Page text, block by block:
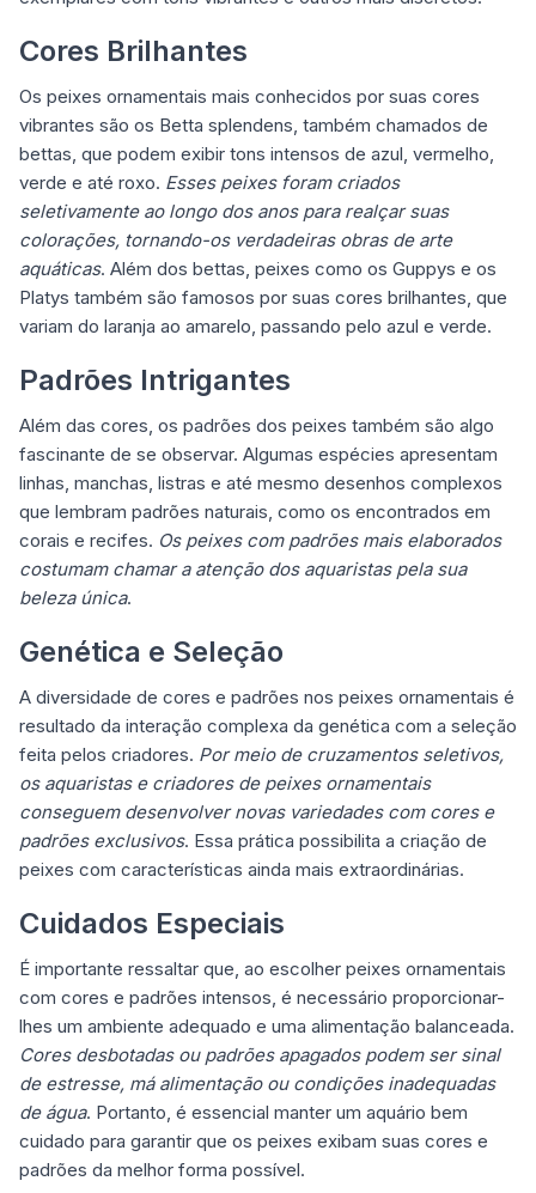
Cores Brilhantes
Os peixes ornamentais mais conhecidos por suas cores
vibrantes são os Betta splendens, também chamados de
bettas, que podem exibir tons intensos de azul, vermelho,
verde e até roxo. Esses peixes foram criados
seletivamente ao longo dos anos para realçar suas
colorações, tornando-os verdadeiras obras de arte
aquáticas. Além dos bettas, peixes como os Guppys e os
Platys também são famosos por suas cores brilhantes, que
variam do laranja ao amarelo, passando pelo azul e verde.
Padrões Intrigantes
Além das cores, os padrões dos peixes também são algo
fascinante de se observar. Algumas espécies apresentam
linhas, manchas, listras e até mesmo desenhos complexos
que lembram padrões naturais, como os encontrados em
corais e recifes. Os peixes com padrões mais elaborados
costumam chamar a atenção dos aquaristas pela sua
beleza única.
Genética e Seleção
A diversidade de cores e padrões nos peixes ornamentais é
resultado da interação complexa da genética com a seleção
feita pelos criadores. Por meio de cruzamentos seletivos,
os aquaristas e criadores de peixes ornamentais
conseguem desenvolver novas variedades com cores e
padrões exclusivos. Essa prática possibilita a criação de
peixes com características ainda mais extraordinárias.
Cuidados Especiais
É importante ressaltar que, ao escolher peixes ornamentais
com cores e padrões intensos, é necessário proporcionar-
lhes um ambiente adequado e uma alimentação balanceada.
Cores desbotadas ou padrões apagados podem ser sinal
de estresse, má alimentação ou condições inadequadas
de água. Portanto, é essencial manter um aquário bem
cuidado para garantir que os peixes exibam suas cores e
padrões da melhor forma possível.